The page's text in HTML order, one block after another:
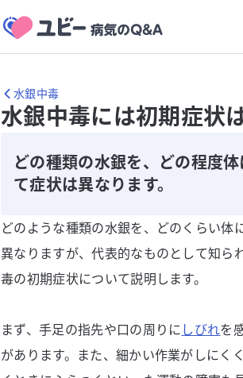
水銀中毒
水銀中毒には初期症状
どの種類の水銀を、どの程度
て症状は異なります。
どのような種類の水銀を、どのくらい体
異なりますが、代表的なものとして知ら
毒の初期症状について説明します。
まず、手足の指先や口の周りに しびれを
があります。また、細かい作業がしにく